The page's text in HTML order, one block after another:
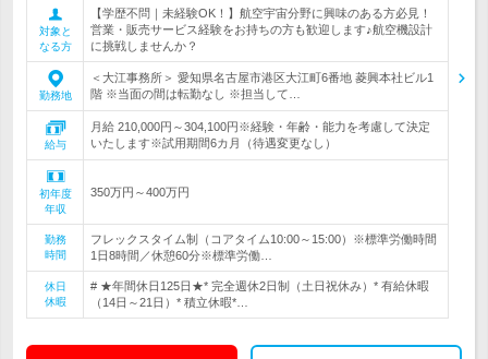
対象と
なる方
【学歴不問｜未経験OK！】航空宇宙分野に興味のある方必見！
営業・販売サービス経験をお持ちの方も歓迎します♪航空機設計
に挑戦しませんか？
勤務地
＜大江事務所＞ 愛知県名古屋市港区大江町6番地 菱興本社ビル1
階 ※当面の間は転勤なし ※担当して…
給与
月給 210,000円～304,100円※経験・年齢・能力を考慮して決定
いたします※試用期間6カ月（待遇変更なし）
初年度
年収
350万円～400万円
勤務
時間
フレックスタイム制（コアタイム10:00～15:00）※標準労働時間
1日8時間／休憩60分※標準労働…
休日
休暇
# ★年間休日125日★* 完全週休2日制（土日祝休み）* 有給休暇
（14日～21日）* 積立休暇*…